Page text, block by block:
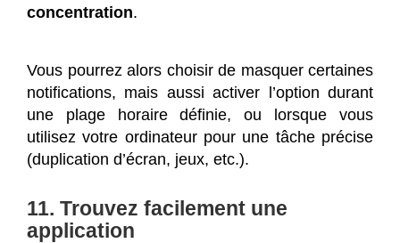
concentration.
Vous pourrez alors choisir de masquer certaines
notifications, mais aussi activer l’option durant
une plage horaire définie, ou lorsque vous
utilisez votre ordinateur pour une tâche précise
(duplication d’écran, jeux, etc.).
11. Trouvez facilement une
application